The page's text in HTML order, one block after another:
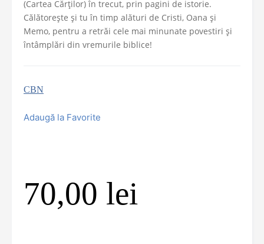
(Cartea Cărților) în trecut, prin pagini de istorie.
Călătorește și tu în timp alături de Cristi, Oana și
Memo, pentru a retrăi cele mai minunate povestiri și
întâmplări din vremurile biblice!
CBN
Adaugă la Favorite
70,00 lei